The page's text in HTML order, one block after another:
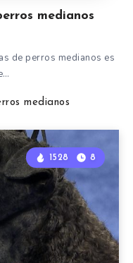
medianos
de perros medianos es
medianos
1528 8